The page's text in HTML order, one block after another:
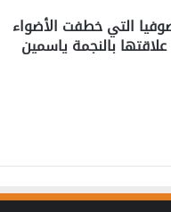
التي خطفت الأضواء
وما علاقتها بالنجمة ياسمين